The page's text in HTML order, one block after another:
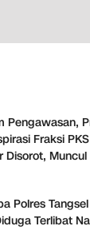
Pengawasan,
Fraksi
Disorot,
Polres Tangsel
Terlibat